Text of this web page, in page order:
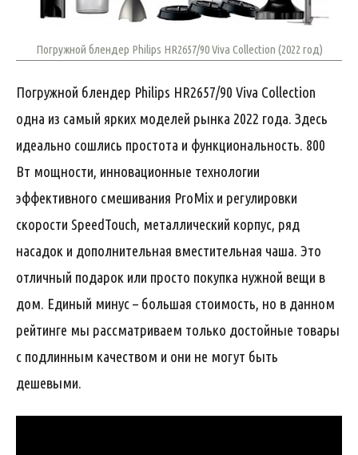
Погружной блендер Philips HR2657/90 Viva Collection (2022 год)
Погружной блендер Philips HR2657/90 Viva Collection
одна из самый ярких моделей рынка 2022 года. Здесь
идеально сошлись простота и функциональность. 800
Вт мощности, инновационные технологии
эффективного смешивания ProMix и регулировки
скорости SpeedTouch, металлический корпус, ряд
насадок и дополнительная вместительная чаша. Это
отличный подарок или просто покупка нужной вещи в
дом. Единый минус – большая стоимость, но в данном
рейтинге мы рассматриваем только достойные товары
с подлинным качеством и они не могут быть
дешевыми.